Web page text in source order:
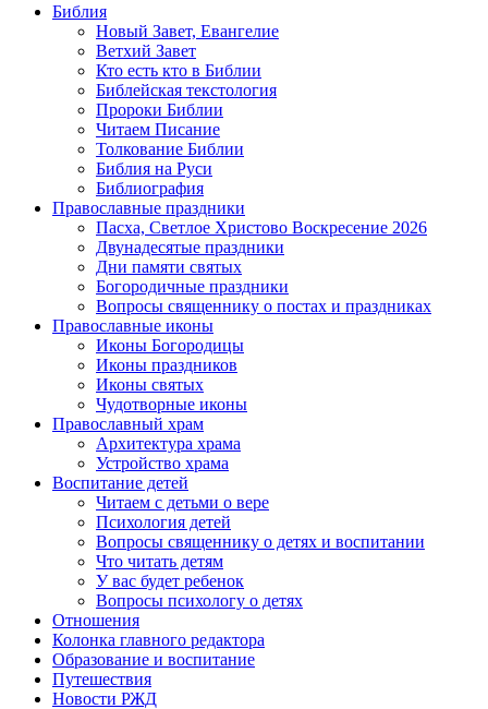
Библия
Новый Завет, Евангелие
Ветхий Завет
Кто есть кто в Библии
Библейская текстология
Пророки Библии
Читаем Писание
Толкование Библии
Библия на Руси
Библиография
Православные праздники
Пасха, Светлое Христово Воскресение 2026
Двунадесятые праздники
Дни памяти святых
Богородичные праздники
Вопросы священнику о постах и праздниках
Православные иконы
Иконы Богородицы
Иконы праздников
Иконы святых
Чудотворные иконы
Православный храм
Архитектура храма
Устройство храма
Воспитание детей
Читаем с детьми о вере
Психология детей
Вопросы священнику о детях и воспитании
Что читать детям
У вас будет ребенок
Вопросы психологу о детях
Отношения
Колонка главного редактора
Образование и воспитание
Путешествия
Новости РЖД